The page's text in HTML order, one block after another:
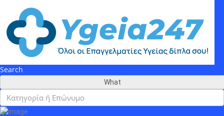
Συνδρομές
Κατάστημα
Επικοινωνία
Ιατρικά Άρθρα
Πίνακας ελέγχου
Search
What